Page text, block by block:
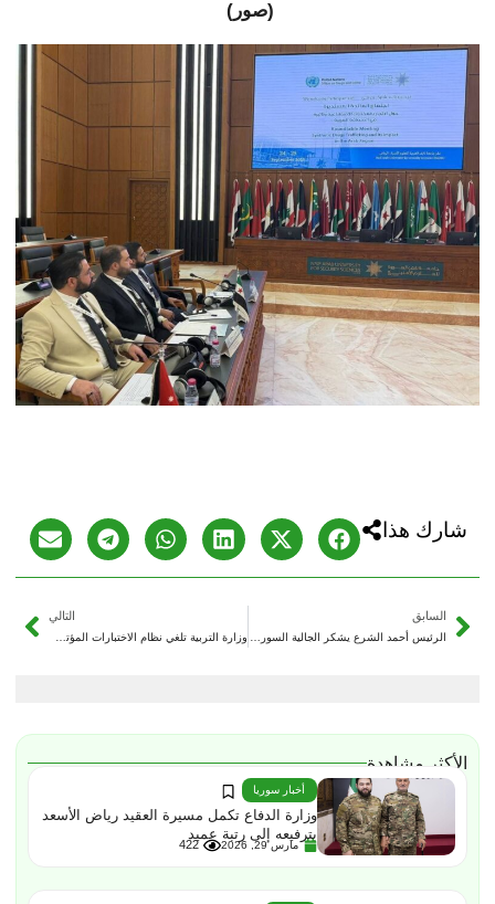
(صور)
شارك هذا
السابق التالي
الأكثر مشاهدة
أخبار سوريا
وزارة الدفاع تكمل مسيرة العقيد رياض الأسعد
بترفيعه إلى رتبة عميد
مارس 29, 2026 422